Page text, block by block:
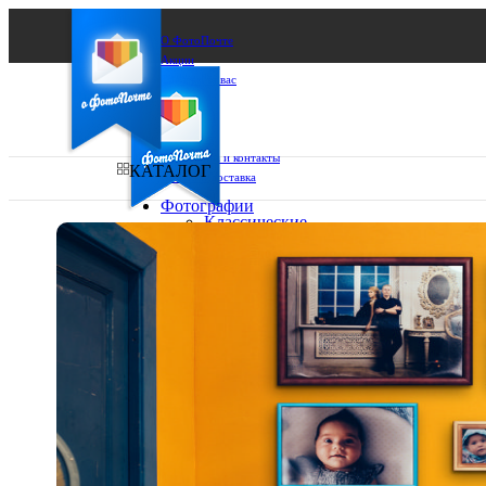
О ФотоПочте
Акции
Сделаем за вас
Бизнесу
FAQ
Франшиза
Поддержка и контакты
Оплата и доставка
Ваш город:
Выберите из списка:
КАТАЛОГ
Фотографии
Классические
10х10
10х15
13х18
15х15
15х20
20х20
20х30
30х30
30х40